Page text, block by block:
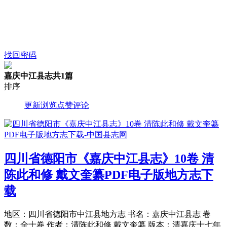
找回密码
嘉庆中江县志共1篇
排序
更新浏览点赞评论
四川省德阳市《嘉庆中江县志》10卷 清
陈此和修 戴文奎纂PDF电子版地方志下
载
地区：四川省德阳市中江县地方志 书名：嘉庆中江县志 卷
数：全十卷 作者：清陈此和修 戴文奎纂 版本：清嘉庆十七年